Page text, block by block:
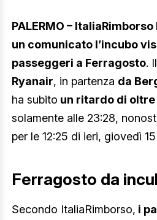
PALERMO –
un comunicato l’incubo
passeggeri a Ferragosto. Il
Ryanair, in partenza da
ha subito un ritardo di oltre
solamente alle 23:28,
per le 12:25 di ieri, giovedì
Ferragosto da
Secondo ItaliaRimborso, i